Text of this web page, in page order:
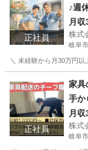
トラック
正社員
♪週
月
株式
岐阜市
＼ 未経験から月30万円
配送
正社員
家具
手か
／
月
株式
岐阜市